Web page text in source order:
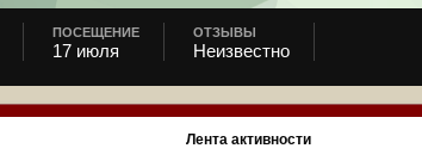
ПОСЕЩЕНИЕ
17 июля
ОТЗЫВЫ
Неизвестно
Лента активности